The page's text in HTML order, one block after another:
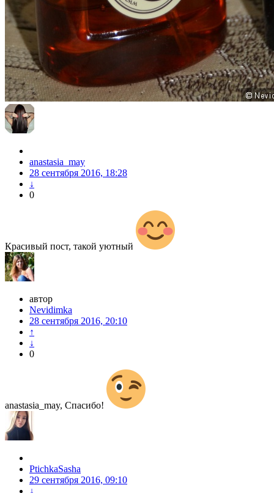
anastasia_may
28 сентября 2016, 18:28
↓
0
Красивый пост, такой уютный
автор
Nevidimka
28 сентября 2016, 20:10
↑
↓
0
anastasia_may, Спасибо!
PtichkaSasha
29 сентября 2016, 09:10
↓